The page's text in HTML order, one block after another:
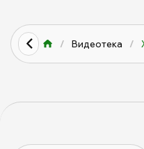
/ Видеотека /